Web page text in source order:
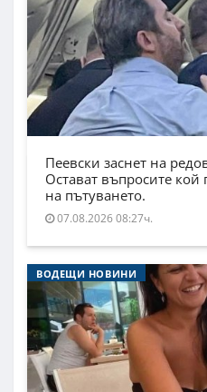
Пеевски заснет на
Остават въпросите кой
на пътуването.
07.08.2026 08:27ч.
ВОДЕЩИ НОВИНИ